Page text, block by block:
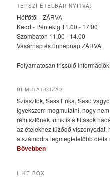
TEPSZI ÉTELBÁR NYITVA:
Hétfőtől - ZÁRVA
Kedd - Péntekig 11.00 - 17.00
Szombaton 11.00 - 14.00
Vasárnap és ünnepnap ZÁRVA
Folyamatosan frissülő
BEMUTATKOZÁS
Sziasztok, Sass Erika, Sasó
igyekszem megmutatni, hogy
rémisztőnek tűnik is a tiltások
az ételekhez fűződő viszonyodat,
a számodra legmegfelelőbb diéta
Bővebben
LIKE BOX